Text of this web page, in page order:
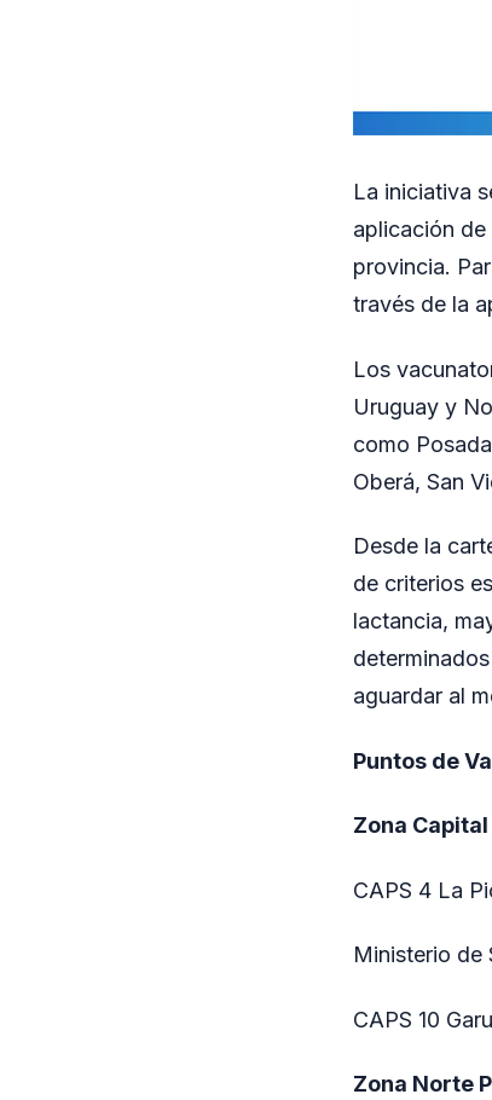
La iniciativa
aplicación
provincia.
través de la
Los
Uruguay y
como
Oberá, San
Desde la
de criterios
lactancia,
aguardar al
Puntos de
Zona Capital
CAPS 4 La
Ministerio de
CAPS 10
Zona Norte